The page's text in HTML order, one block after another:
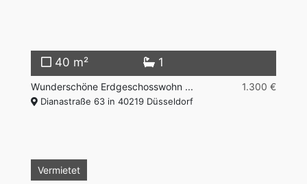
40 m² 1
Wunderschöne Erdgeschosswohn ... 1.300 €
Dianastraße 63 in 40219 Düsseldorf
Vermietet